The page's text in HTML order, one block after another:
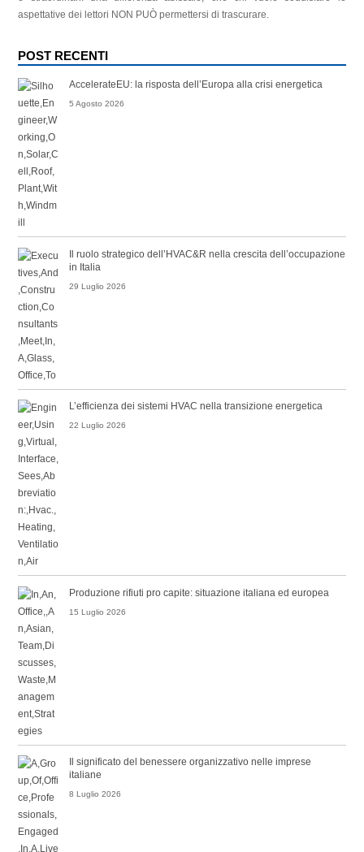
aspettative dei lettori NON PUÒ permettersi di trascurare.
POST RECENTI
AccelerateEU: la risposta dell’Europa alla crisi energetica
5 Agosto 2026
Il ruolo strategico dell’HVAC&R nella crescita dell’occupazione
in Italia
29 Luglio 2026
L’efficienza dei sistemi HVAC nella transizione energetica
22 Luglio 2026
Produzione rifiuti pro capite: situazione italiana ed europea
15 Luglio 2026
Il significato del benessere organizzativo nelle imprese
italiane
8 Luglio 2026